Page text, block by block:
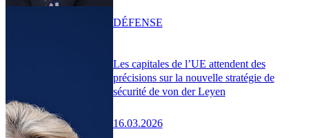
Les capitales de l’UE attendent des
précisions sur la nouvelle stratégie de
sécurité de von der Leyen
16.03.2026
DÉFENSE